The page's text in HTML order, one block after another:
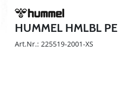
HUMMEL HMLBL
Art.Nr.: 225519-2001-XS